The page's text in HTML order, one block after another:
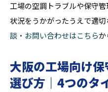
工場の空調トラブルや保守
状況をうかがったうえで適切
談・お問い合わせはこちらか
大阪の工場向け
選び方｜4つのタ